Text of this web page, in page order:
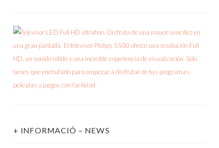
+ INFORMACIÓ – NEWS